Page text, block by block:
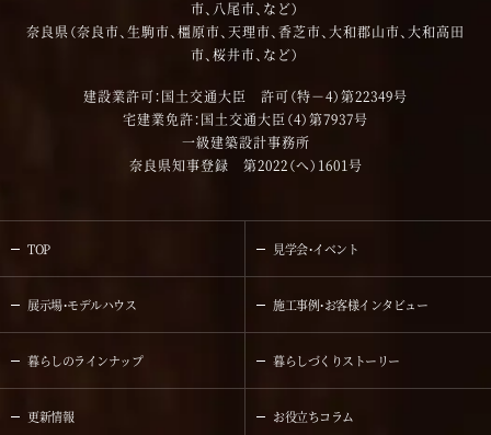
市、八尾市、など）
奈良県（奈良市、生駒市、橿原市、天理市、香芝市、大和郡山市、大和高田
市、桜井市、など）
建設業許可：国土交通大臣 許可（特－4）第22349号
宅建業免許：国土交通大臣（4）第7937号
一級建築設計事務所
奈良県知事登録 第2022（へ）1601号
TOP 見学会・イベント
展示場・モデルハウス 施工事例・お客様インタビュー
暮らしのラインナップ 暮らしづくりストーリー
更新情報 お役立ちコラム